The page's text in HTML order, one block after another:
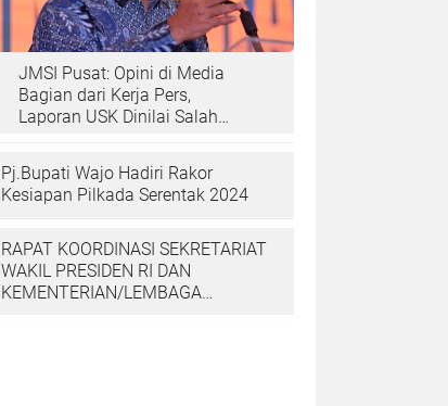
JMSI Pusat: Opini di Media
Bagian dari Kerja Pers,
Laporan USK Dinilai Salah
Pj.Bupati Wajo Hadiri Rakor
Kesiapan Pilkada Serentak 2024
RAPAT KOORDINASI SEKRETARIAT
WAKIL PRESIDEN RI DAN
KEMENTERIAN/LEMBAGA